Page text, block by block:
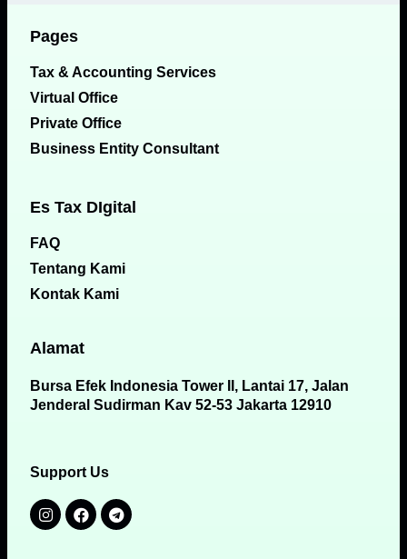
Pages
Tax & Accounting Services
Virtual Office
Private Office
Business Entity Consultant
Es Tax DIgital
FAQ
Tentang Kami
Kontak Kami
Alamat
Bursa Efek Indonesia Tower II, Lantai 17, Jalan
Jenderal Sudirman Kav 52-53 Jakarta 12910
Support Us